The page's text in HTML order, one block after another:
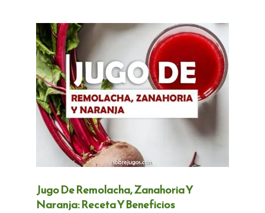
Jugo De Remolacha, Zanahoria Y
Naranja: Receta Y Beneficios